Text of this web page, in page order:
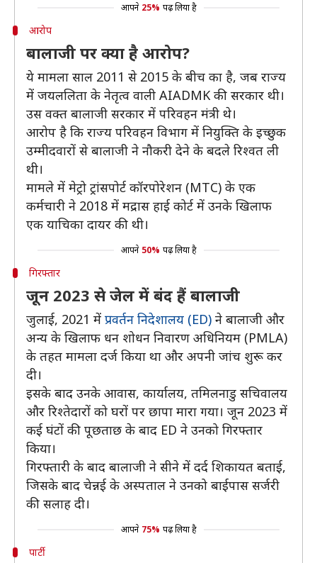
आपने 25% पढ़ लिया है
आरोप
बालाजी पर क्या है आरोप?
ये मामला साल 2011 से 2015 के बीच का है, जब राज्य
में जयललिता के नेतृत्व वाली AIADMK की सरकार थी।
उस वक्त बालाजी सरकार में परिवहन मंत्री थे।
आरोप है कि राज्य परिवहन विभाग में नियुक्ति के इच्छुक
उम्मीदवारों से बालाजी ने नौकरी देने के बदले रिश्वत ली
थी।
मामले में मेट्रो ट्रांसपोर्ट कॉरपोरेशन (MTC) के एक
कर्मचारी ने 2018 में मद्रास हाई कोर्ट में उनके खिलाफ
एक याचिका दायर की थी।
आपने 50% पढ़ लिया है
गिरफ्तार
जून 2023 से जेल में बंद हैं बालाजी
जुलाई, 2021 में प्रवर्तन निदेशालय (ED) ने बालाजी और
अन्य के खिलाफ धन शोधन निवारण अधिनियम (PMLA)
के तहत मामला दर्ज किया था और अपनी जांच शुरू कर
दी।
इसके बाद उनके आवास, कार्यालय, तमिलनाडु सचिवालय
और रिश्तेदारों को घरों पर छापा मारा गया। जून 2023 में
कई घंटों की पूछताछ के बाद ED ने उनको गिरफ्तार
किया।
गिरफ्तारी के बाद बालाजी ने सीने में दर्द शिकायत बताई,
जिसके बाद चेन्नई के अस्पताल ने उनको बाईपास सर्जरी
की सलाह दी।
आपने 75% पढ़ लिया है
पार्टी